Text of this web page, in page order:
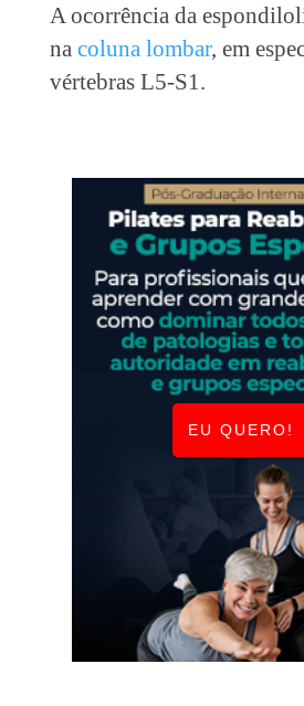
A ocorrência da
na coluna lombar, em
vértebras L5-S1.
EU QUERO!